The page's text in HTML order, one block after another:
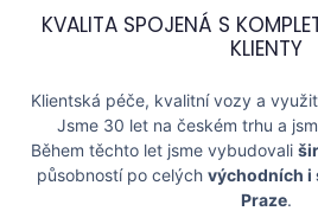
KVALITA SPOJENÁ S
KLIENTY
Klientská péče, kvalitní vozy a
Jsme 30 let na českém trhu a
Během těchto let jsme vybudovali
působností po celých východních i
Praze.